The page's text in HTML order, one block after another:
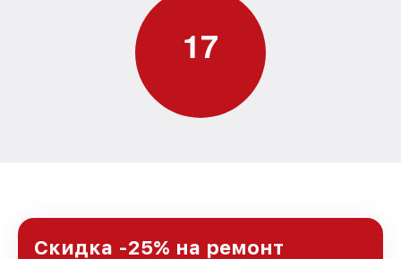
17
Скидка -25% на ремонт